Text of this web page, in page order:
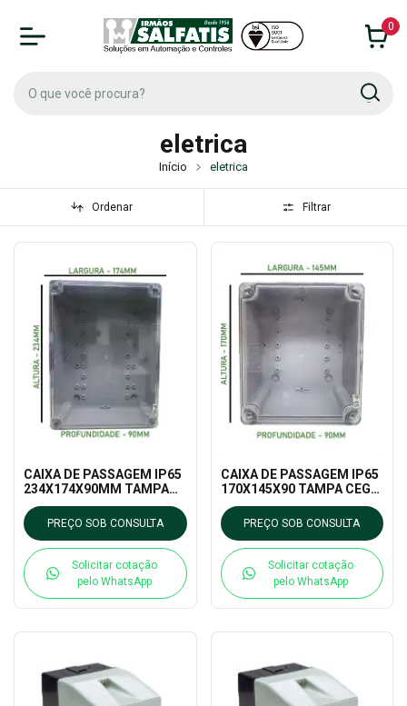
0
eletrica
Início eletrica
Ordenar Filtrar
CAIXA DE PASSAGEM IP65
234X174X90MM TAMPA
CEGA TRANSPARENTE -
KM03200
PREÇO SOB CONSULTA
Solicitar cotação
pelo WhatsApp
CAIXA DE PASSAGEM IP65
170X145X90 TAMPA CEGA
TRANSPARENTE -
KM03196
PREÇO SOB CONSULTA
Solicitar cotação
pelo WhatsApp